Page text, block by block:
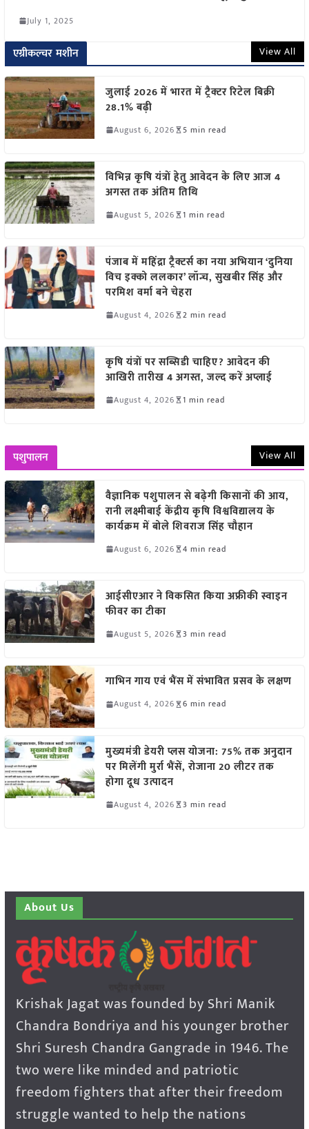
July 1, 2025
एग्रीकल्चर मशीन View All
जुलाई 2026 में भारत में ट्रैक्टर रिटेल बिक्री
28.1% बढ़ी
August 6, 2026 5 min read
विभिन्न कृषि यंत्रों हेतु आवेदन के लिए आज 4
अगस्त तक अंतिम तिथि
August 5, 2026 1 min read
पंजाब में महिंद्रा ट्रैक्टर्स का नया अभियान ‘दुनिया
विच इक्को ललकार’ लॉन्च, सुखबीर सिंह और
परमिश वर्मा बने चेहरा
August 4, 2026 2 min read
कृषि यंत्रों पर सब्सिडी चाहिए? आवेदन की
आखिरी तारीख 4 अगस्त, जल्द करें अप्लाई
August 4, 2026 1 min read
पशुपालन View All
वैज्ञानिक पशुपालन से बढ़ेगी किसानों की आय,
रानी लक्ष्मीबाई केंद्रीय कृषि विश्वविद्यालय के
कार्यक्रम में बोले शिवराज सिंह चौहान
August 6, 2026 4 min read
आईसीएआर ने विकसित किया अफ्रीकी स्वाइन
फीवर का टीका
August 5, 2026 3 min read
गाभिन गाय एवं भैंस में संभावित प्रसव के लक्षण
August 4, 2026 6 min read
मुख्यमंत्री डेयरी प्लस योजना: 75% तक अनुदान
पर मिलेंगी मुर्रा भैंसें, रोजाना 20 लीटर तक
होगा दूध उत्पादन
August 4, 2026 3 min read
About Us
Krishak Jagat was founded by Shri Manik
Chandra Bondriya and his younger brother
Shri Suresh Chandra Gangrade in 1946. The
two were like minded and patriotic
freedom fighters that after their freedom
struggle wanted to help the nations